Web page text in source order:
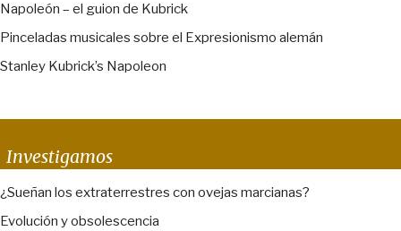
Napoleón – el guion de Kubrick
Pinceladas musicales sobre el Expresionismo alemán
Stanley Kubrick’s Napoleon
Investigamos
¿Sueñan los extraterrestres con ovejas marcianas?
Evolución y obsolescencia